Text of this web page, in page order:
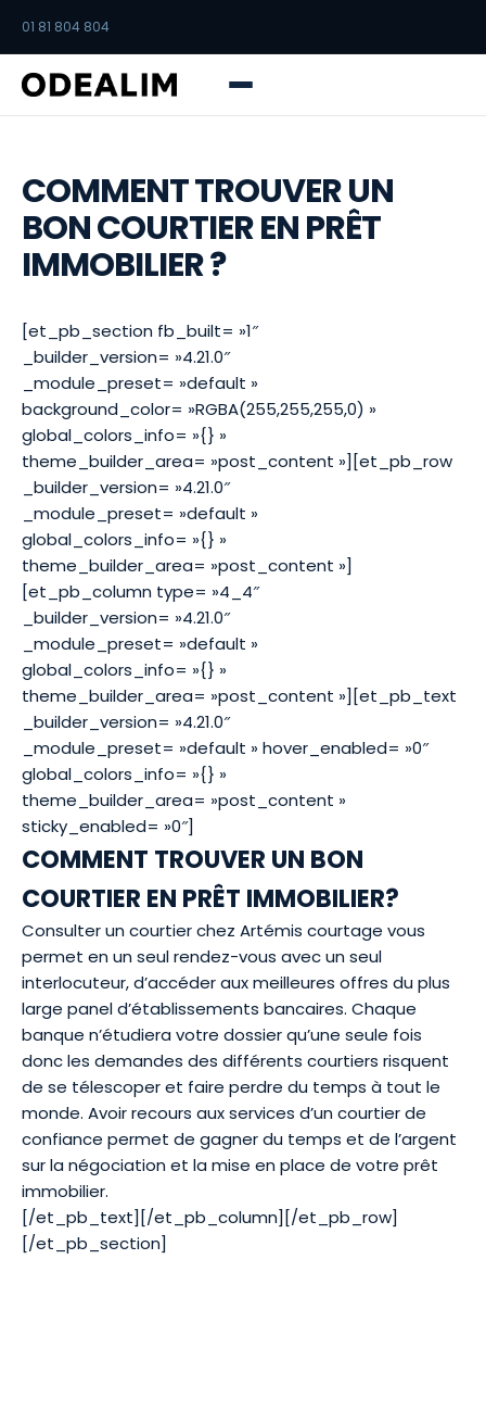
01 81 804 804
COMMENT TROUVER UN
BON COURTIER EN PRÊT
IMMOBILIER ?
[et_pb_section fb_built= »1″
_builder_version= »4.21.0″
_module_preset= »default »
background_color= »RGBA(255,255,255,0) »
global_colors_info= »{} »
theme_builder_area= »post_content »][et_pb_row
_builder_version= »4.21.0″
_module_preset= »default »
global_colors_info= »{} »
theme_builder_area= »post_content »]
[et_pb_column type= »4_4″
_builder_version= »4.21.0″
_module_preset= »default »
global_colors_info= »{} »
theme_builder_area= »post_content »][et_pb_text
_builder_version= »4.21.0″
_module_preset= »default » hover_enabled= »0″
global_colors_info= »{} »
theme_builder_area= »post_content »
sticky_enabled= »0″]
COMMENT TROUVER UN BON
COURTIER EN PRÊT IMMOBILIER?
Consulter un courtier chez Artémis courtage vous
permet en un seul rendez-vous avec un seul
interlocuteur, d’accéder aux meilleures offres du plus
large panel d’établissements bancaires. Chaque
banque n’étudiera votre dossier qu’une seule fois
donc les demandes des différents courtiers risquent
de se télescoper et faire perdre du temps à tout le
monde. Avoir recours aux services d’un courtier de
confiance permet de gagner du temps et de l’argent
sur la négociation et la mise en place de votre prêt
immobilier.
[/et_pb_text][/et_pb_column][/et_pb_row]
[/et_pb_section]